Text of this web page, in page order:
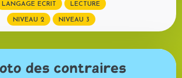
LANGAGE ECRIT LECTURE
NIVEAU 2 NIVEAU 3
des contraires